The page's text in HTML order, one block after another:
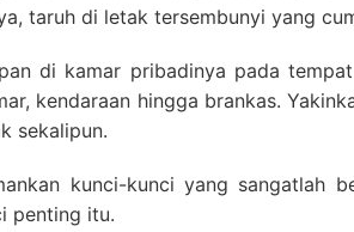
taruh di letak tersembunyi yang
di kamar pribadinya pada
kendaraan hingga brankas.
sekalipun.
kunci-kunci yang sangatlah
penting itu.